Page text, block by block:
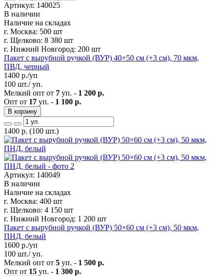
Артикул: 140025
В наличии
Наличие на складах
г. Москва: 500 шт
г. Щелково: 8 380 шт
г. Нижний Новгород: 200 шт
Пакет с вырубной ручкой (ВУР) 40×50 см (+3 см), 70 мкм,
ПВД, черный
1400 р./уп
100 шт./ уп.
Мелкий опт от 7 уп. - 1 200 р.
Опт от 17 уп. - 1 100 р.
В корзину
1400 р. (100 шт.)
Артикул: 140049
В наличии
Наличие на складах
г. Москва: 400 шт
г. Щелково: 4 150 шт
г. Нижний Новгород: 1 200 шт
Пакет с вырубной ручкой (ВУР) 50×60 см (+3 см), 50 мкм,
ПНД, белый
1600 р./уп
100 шт./ уп.
Мелкий опт от 5 уп. - 1 500 р.
Опт от 15 уп. - 1 300 р.